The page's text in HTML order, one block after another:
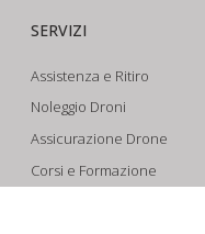
SERVIZI
Assistenza e Ritiro
Noleggio Droni
Assicurazione Drone
Corsi e Formazione